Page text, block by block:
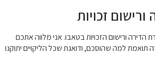
זכויות
הדירה ורישום הזכויות בטאבו. אני מלווה אתכם
למה שהוסכם, ודואגת שכל הליקויים יתוקנו